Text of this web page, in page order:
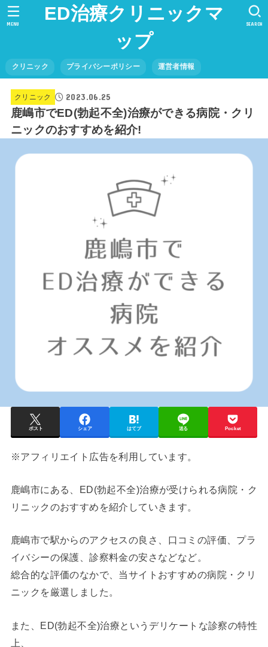
ED治療クリニックマ
ップ
クリニック プライバシーポリシー 運営者情報
SEARCH
MENU
クリニック 2023.06.25
鹿嶋市でED(勃起不全)治療ができる病院・クリ
ニックのおすすめを紹介!
ポスト シェア はてブ 送る Pocket
※アフィリエイト広告を利用しています。
鹿嶋市にある、ED(勃起不全)治療が受けられる病院・ク
リニックのおすすめを紹介していきます。
鹿嶋市で駅からのアクセスの良さ、口コミの評価、プラ
イバシーの保護、診察料金の安さなどなど。
総合的な評価のなかで、当サイトおすすめの病院・クリ
ニックを厳選しました。
また、ED(勃起不全)治療というデリケートな診察の特性
上、